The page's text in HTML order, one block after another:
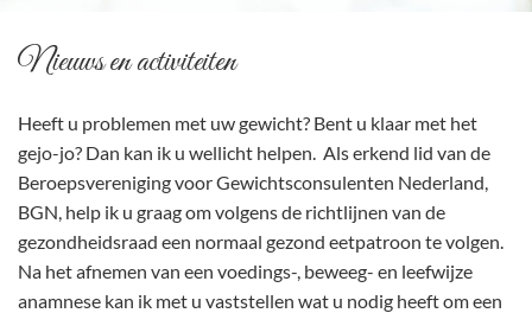
Nieuws en activiteiten
Heeft u problemen met uw gewicht? Bent u klaar met het
gejo-jo? Dan kan ik u wellicht helpen. Als erkend lid van de
Beroepsvereniging voor Gewichtsconsulenten Nederland,
BGN, help ik u graag om volgens de richtlijnen van de
gezondheidsraad een normaal gezond eetpatroon te volgen.
Na het afnemen van een voedings-, beweeg- en leefwijze
anamnese kan ik met u vaststellen wat u nodig heeft om een